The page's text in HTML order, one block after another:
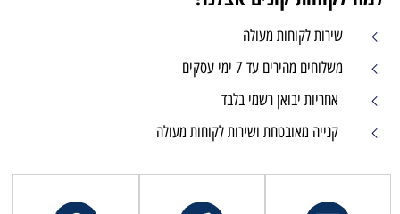
שירות לקוחות מעולה
משלוחים מהירים עד 7 ימי עסקים
אחריות יבואן רשמי בלבד
קנייה מאובטחת ושירות לקוחות מעולה